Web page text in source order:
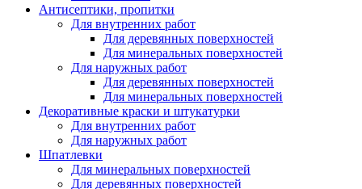
Антисептики, пропитки
Для внутренних работ
Для деревянных поверхностей
Для минеральных поверхностей
Для наружных работ
Для деревянных поверхностей
Для минеральных поверхностей
Декоративные краски и штукатурки
Для внутренних работ
Для наружных работ
Шпатлевки
Для минеральных поверхностей
Для деревянных поверхностей